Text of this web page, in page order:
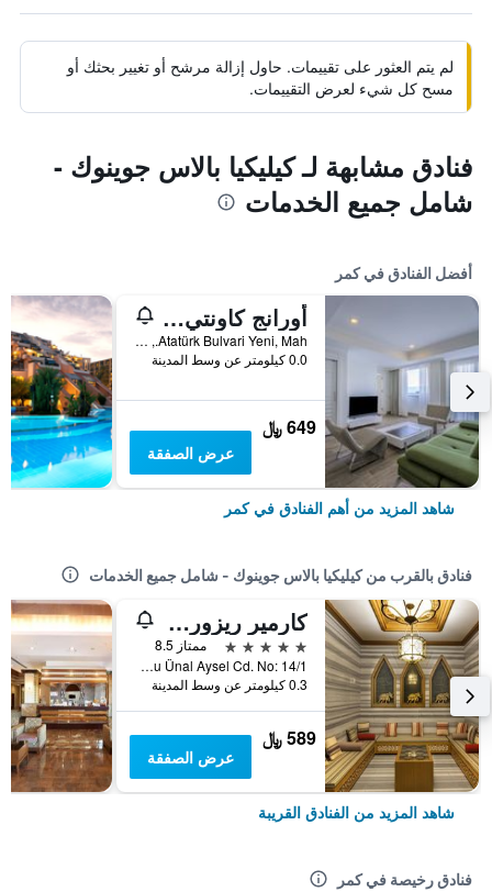
لم يتم العثور على تقييمات. حاول إزالة مرشح أو تغيير بحثك أو
مسح كل شيء لعرض التقييمات.
فنادق مشابهة لـ كيليكيا بالاس جوينوك -
شامل جميع الخدمات
أفضل الفنادق في كمر
أورانج كاونتي كيمير - شامامل جميع الخدمات
Atatürk Bulvari Yeni, Mah., كمر, تركيا
0.0 كيلومتر عن وسط المدينة
649 ﷼
عرض الصفقة
شاهد المزيد من أهم الفنادق في كمر
فنادق بالقرب من كيليكيا بالاس جوينوك - شامل جميع الخدمات
كارمير ريزورت آند سبا - ألتر سعر امل جميع الخدمات
5 نجوم
ممتاز 8.5
Göynük Mh. Ahu Ünal Aysel Cd. No: 14/1, كمر, تركيا
0.3 كيلومتر عن وسط المدينة
589 ﷼
عرض الصفقة
شاهد المزيد من الفنادق القريبة
فنادق رخيصة في كمر